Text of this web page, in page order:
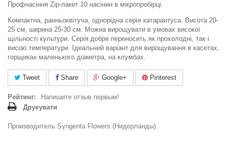
Профнасіння Zip-пакет 10 насінин в мікропробірці.
Компактна, ранньоквітуча, однорідна серія катарантуса. Висота 20-
25 см, ширина 25-30 см. Можна вирощувати в умовах високої
щільності культури. Серія добре переносить як прохолодні, так і
високі температури. Ідеальний варіант для вирощування в касетах,
горщиках маленького діаметра, на клумбах.
Tweet Share Google+ Pinterest
Рейтинг:
Напишите отзыв первым!
Друкувати
Производитель Syngenta Flowers (Нидерланды)